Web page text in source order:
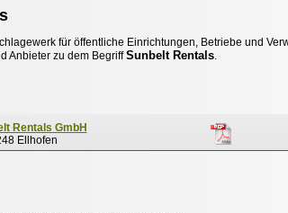
für öffentliche Einrichtungen, Betriebe und
Anbieter zu dem BegriffSunbelt Rentals.
Rentals GmbH
Ellhofen